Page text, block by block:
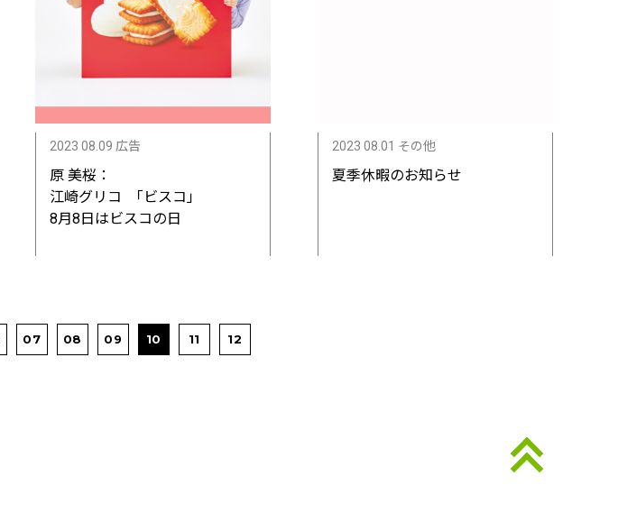
2023 08.09 広告
原 美桜：
江崎グリコ ｢ビスコ」
8月8日はビスコの日
2023 08.01 その他
夏季休暇のお知らせ
07 08 09 10 11 12